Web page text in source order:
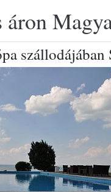
szállodájában